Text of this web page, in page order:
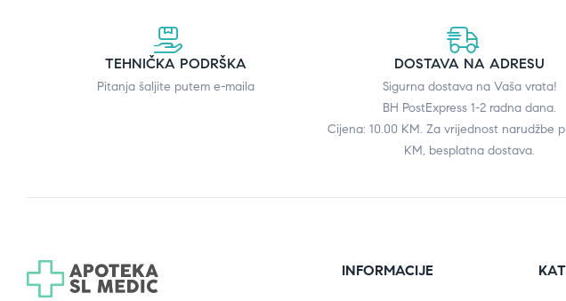
TEHNIČKA PODRŠKA
Pitanja šaljite putem e-maila
DOSTAVA NA ADRESU
Sigurna dostava na Vaša vrata!
BH PostExpress 1-2 radna dana.
Cijena: 10.00 KM. Za vrijednost narudžbe
KM, besplatna dostava.
INFORMACIJE